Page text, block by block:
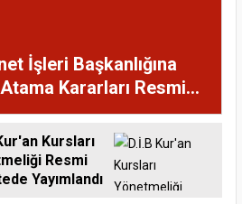
İşleri Başkanlığına
Kararları Resmi
Kursları
Resmi
Yayımlandı